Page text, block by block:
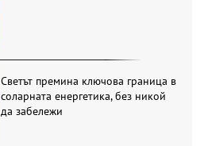
Светът премина ключова граница в
соларната енергетика, без никой
да забележи